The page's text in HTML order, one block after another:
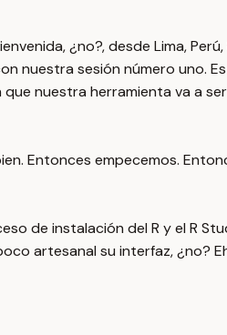
¿no?, desde Lima,
nuestra sesión número uno.
nuestra herramienta va a
Entonces empecemos.
de instalación del R y el R
artesanal su interfaz, ¿no?